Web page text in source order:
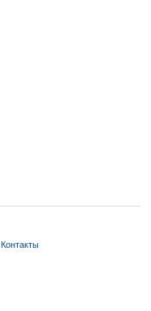
Контакты